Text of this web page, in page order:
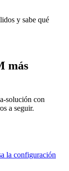
y sabe qué
más
solución con
a seguir.
la configuración